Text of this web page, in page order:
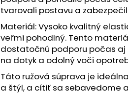
tvarovali postavu a
Materiál: Vysoko kvalitný
veľmi pohodlný. Tento
dostatočnú podporu počas aj
na dotyk a odolný voči
Táto ružová súprava je
a štýl, a cítiť sa sebavedome